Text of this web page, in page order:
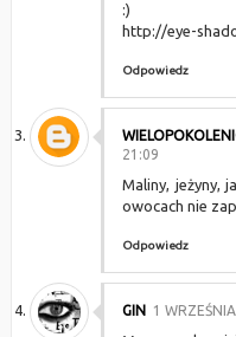
:)
http://eye-
Odpowiedz
21:09
Maliny, jeżyny,
owocach nie
Odpowiedz
GIN 1